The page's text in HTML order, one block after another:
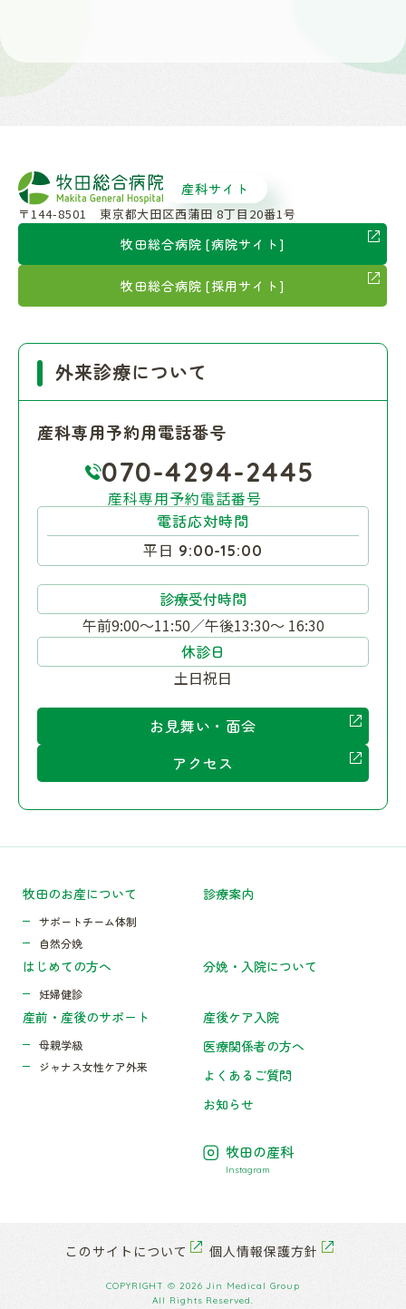
産科サイト
〒144-8501 東京都大田区西蒲田 8丁目20番1号
牧田総合病院 [病院サイト]
牧田総合病院 [採用サイト]
外来診療について
産科専用予約用電話番号
070-4294-2445
産科専用予約電話番号
電話応対時間
平日 9:00-15:00
診療受付時間
午前9:00～11:50／午後13:30～ 16:30
休診日
土日祝日
お見舞い・面会
アクセス
牧田のお産について
サポートチーム体制
自然分娩
診療案内
はじめての方へ
妊婦健診
分娩・入院について
産前・産後のサポート
母親学級
ジャナス女性ケア外来
産後ケア入院
医療関係者の方へ
よくあるご質問
お知らせ
牧田の産科
Instagram
このサイトについて 個人情報保護方針
COPYRIGHT © 2026 Jin Medical Group
All Rights Reserved.